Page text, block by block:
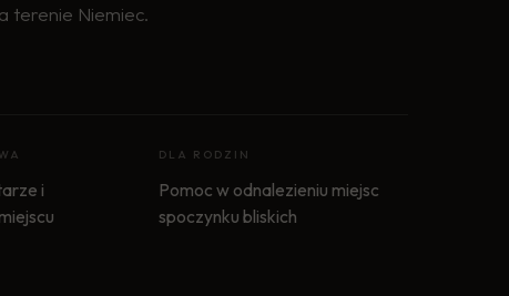
terenie Niemiec.
i
DLA RODZIN
Pomoc w odnalezieniu miejsc
spoczynku bliskich